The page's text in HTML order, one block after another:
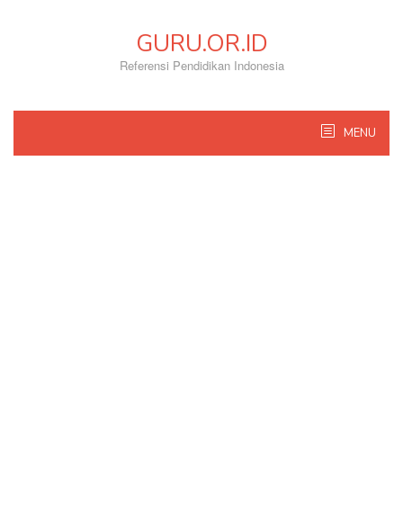
GURU.OR.ID
Referensi Pendidikan Indonesia
MENU